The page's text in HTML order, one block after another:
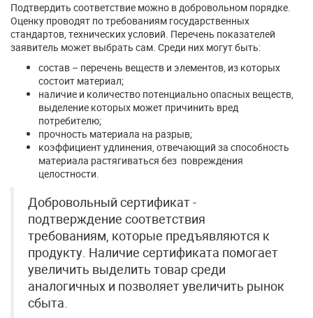
Подтвердить соответствие можно в добровольном порядке.
Оценку проводят по требованиям государственных
стандартов, технических условий. Перечень показателей
заявитель может выбрать сам. Среди них могут быть:
состав – перечень веществ и элементов, из которых
состоит материал;
наличие и количество потенциально опасных веществ,
выделение которых может причинить вред
потребителю;
прочность материала на разрыв;
коэффициент удлинения, отвечающий за способность
материала растягиваться без повреждения
целостности.
Добровольный сертификат -
подтверждение соответствия
требованиям, которые предъявляются к
продукту. Наличие сертификата помогает
увеличить выделить товар среди
аналогичных и позволяет увеличить рынок
сбыта.